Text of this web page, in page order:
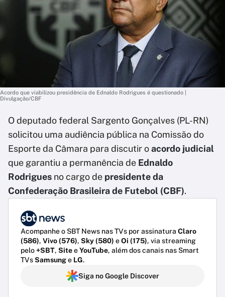
Acordo que viabilizou presidência de Ednaldo Rodrigues é questionado |
Divulgação/CBF
O deputado federal Sargento Gonçalves (PL-RN)
solicitou uma audiência pública na Comissão do
Esporte da Câmara para discutir oacordo judicial
que garantiu a permanência de Ednaldo
Rodrigues no cargo de presidente da
Confederação Brasileira de Futebol (CBF).
Acompanhe o SBT News nas TVs por assinatura Claro
(586), Vivo (576), Sky (580) eOi (175), via streaming
pelo+SBT, SiteeYouTube, além dos canais nas Smart
TVsSamsunge LG.
Siga no Google Discover